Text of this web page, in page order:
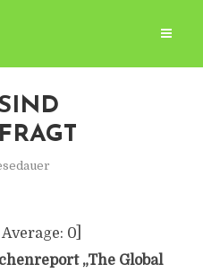
Average: 0]
„The Global